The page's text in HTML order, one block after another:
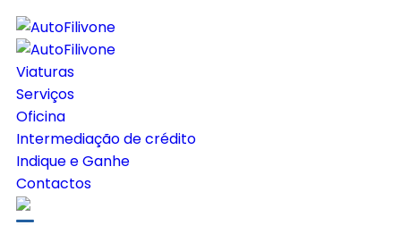
Viaturas
Serviços
Oficina
Intermediação de crédito
Indique e Ganhe
Contactos